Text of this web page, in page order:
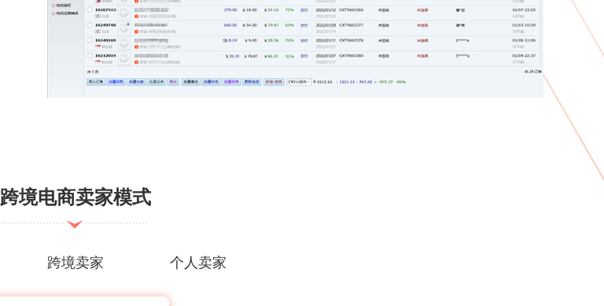
跨境电商卖家模式
跨境卖家 个人卖家